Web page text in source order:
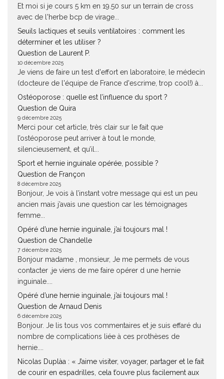
Et moi si je cours 5 km en 19.50 sur un terrain de cross
avec de l'herbe bcp de virage...
Seuils lactiques et seuils ventilatoires : comment les
déterminer et les utiliser ?
Question de Laurent P.
10 décembre 2025
Je viens de faire un test d'effort en laboratoire, le médecin
(docteure de l'équipe de France d'escrime, trop cool!) à...
Ostéoporose : quelle est l’influence du sport ?
Question de Quira
9 décembre 2025
Merci pour cet article, très clair sur le fait que
l’ostéoporose peut arriver à tout le monde,
silencieusement, et qu’il...
Sport et hernie inguinale opérée, possible ?
Question de Françon
8 décembre 2025
Bonjour, Je vois à l’instant votre message qui est un peu
ancien mais j’avais une question car les témoignages
femme...
Opéré d’une hernie inguinale, j’ai toujours mal !
Question de Chandelle
7 décembre 2025
Bonjour madame , monsieur, Je me permets de vous
contacter ,je viens de me faire opérer d une hernie
inguinale....
Opéré d’une hernie inguinale, j’ai toujours mal !
Question de Arnaud Denis
6 décembre 2025
Bonjour. Je lis tous vos commentaires et je suis effaré du
nombre de complications liée à ces prothèses de
hernie....
Nicolas Duplàa : « J’aime visiter, voyager, partager et le fait
de courir en espadrilles, cela t’ouvre plus facilement aux